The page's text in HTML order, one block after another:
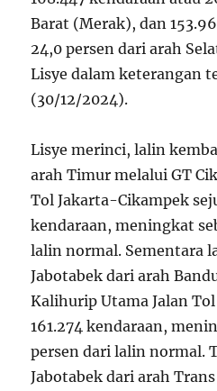
Barat (Merak), dan
24,0 persen dari arah
Lisye dalam keterangan
(30/12/2024).
Lisye merinci, lalin
arah Timur melalui GT
Tol Jakarta-Cikampek
kendaraan, meningkat
lalin normal. Sementara
Jabotabek dari arah
Kalihurip Utama Jalan
161.274 kendaraan,
persen dari lalin normal.
Jabotabek dari arah